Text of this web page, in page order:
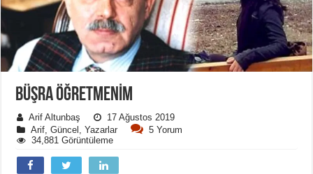
BÜŞRA ÖĞRETMENIM
Arif Altunbaş
17 Ağustos 2019
Arif,Güncel ,Yazarlar
5 Yorum
34,881 Görüntüleme